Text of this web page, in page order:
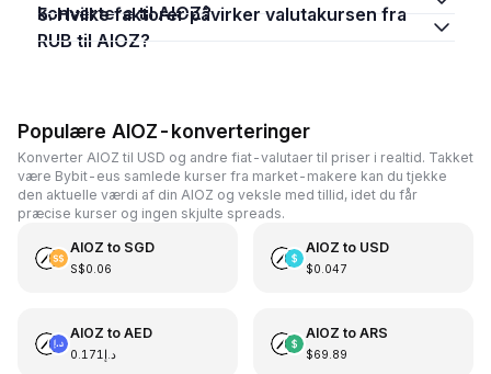
konvertere til AIOZ?
5. Hvilke faktorer påvirker valutakursen fra
RUB til AIOZ?
Populære AIOZ-konverteringer
Konverter AIOZ til USD og andre fiat-valutaer til priser i realtid. Takket
være Bybit-eus samlede kurser fra market-makere kan du tjekke
den aktuelle værdi af din AIOZ og veksle med tillid, idet du får
præcise kurser og ingen skjulte spreads.
AIOZ to SGD
S$0.06
AIOZ to USD
$0.047
AIOZ to AED
د.إ0.171
AIOZ to ARS
$69.89